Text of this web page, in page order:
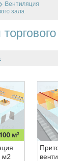
Вентиляция
зала
м2